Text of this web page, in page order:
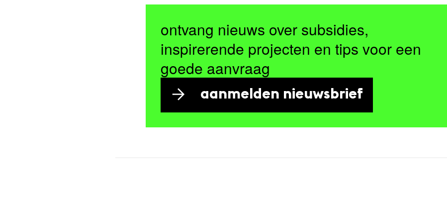
ontvang nieuws over subsidies,
inspirerende projecten en tips voor een
goede aanvraag
aanmelden nieuwsbrief